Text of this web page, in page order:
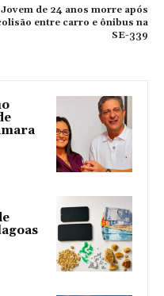
Jovem de 24 anos morre após
entre carro e ônibus na
SE-339